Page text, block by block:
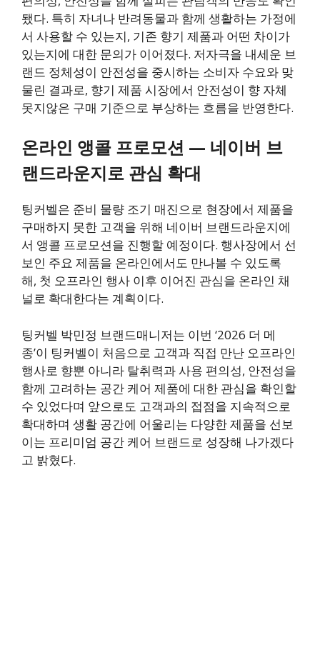
됐다. 특히 자녀나 반려동물과 함께 생활하는 가정에
서 사용할 수 있는지, 기존 향기 제품과 어떤 차이가
있는지에 대한 문의가 이어졌다. 저자극을 내세운 브
랜드 정체성이 안전성을 중시하는 소비자 수요와 맞
물린 결과로, 향기 제품 시장에서 안전성이 향 자체
못지않은 구매 기준으로 부상하는 흐름을 반영한다.
온라인 앵콜 프로모션 — 네이버 브
랜드라운지로 관심 확대
팅커벨은 준비 물량 조기 매진으로 현장에서 제품을
구매하지 못한 고객을 위해 네이버 브랜드라운지에
서 앵콜 프로모션을 진행할 예정이다. 행사장에서 선
보인 주요 제품을 온라인에서도 만나볼 수 있도록
해, 첫 오프라인 행사 이후 이어진 관심을 온라인 채
널로 확대한다는 계획이다.
팅커벨 박민정 브랜드매니저는 이번 ‘2026 더 메
종’이 팅커벨이 처음으로 고객과 직접 만난 오프라인
행사로 향뿐 아니라 탈취력과 사용 편의성, 안전성을
함께 고려하는 공간 케어 제품에 대한 관심을 확인할
수 있었다며 앞으로도 고객과의 접점을 지속적으로
확대하며 생활 공간에 어울리는 다양한 제품을 선보
이는 프리미엄 공간 케어 브랜드로 성장해 나가겠다
고 밝혔다.